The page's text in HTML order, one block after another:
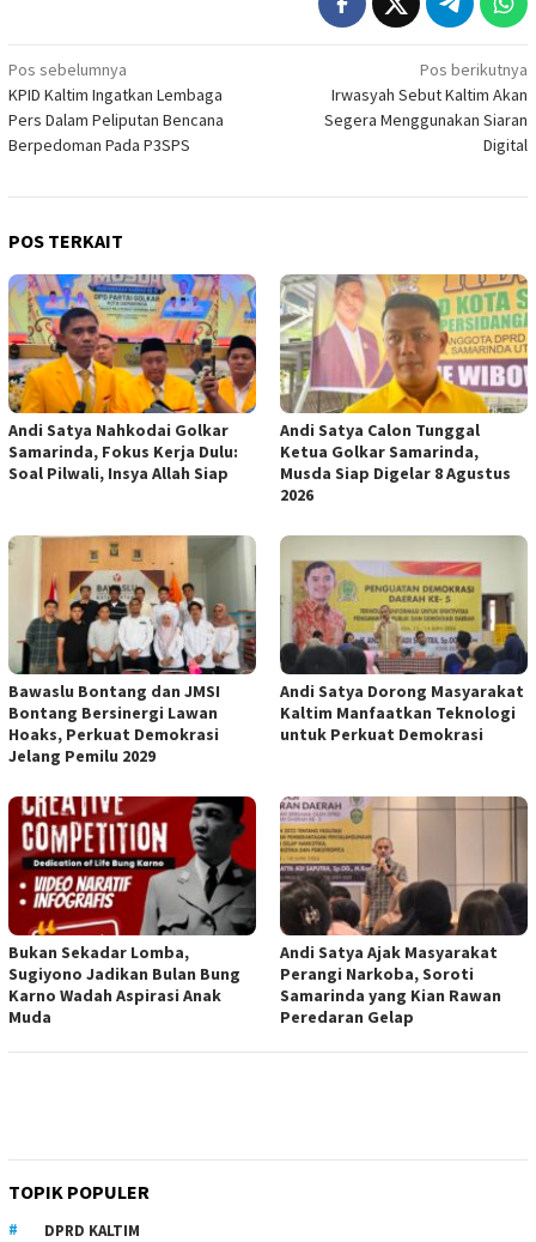
Navigasi
pos
Pos sebelumnya
KPID Kaltim Ingatkan Lembaga
Pers Dalam Peliputan Bencana
Berpedoman Pada P3SPS
Pos berikutnya
Irwasyah Sebut Kaltim Akan
Segera Menggunakan Siaran
Digital
POS TERKAIT
Andi Satya Nahkodai Golkar
Samarinda, Fokus Kerja Dulu:
Soal Pilwali, Insya Allah Siap
Andi Satya Calon Tunggal
Ketua Golkar Samarinda,
Musda Siap Digelar 8 Agustus
2026
Bawaslu Bontang dan JMSI
Bontang Bersinergi Lawan
Hoaks, Perkuat Demokrasi
Jelang Pemilu 2029
Andi Satya Dorong Masyarakat
Kaltim Manfaatkan Teknologi
untuk Perkuat Demokrasi
Bukan Sekadar Lomba,
Sugiyono Jadikan Bulan Bung
Karno Wadah Aspirasi Anak
Muda
Andi Satya Ajak Masyarakat
Perangi Narkoba, Soroti
Samarinda yang Kian Rawan
Peredaran Gelap
TOPIK POPULER
DPRD KALTIM